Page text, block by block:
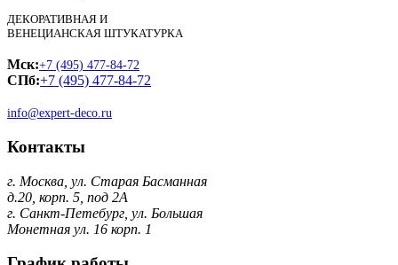
ДЕКОРАТИВНАЯ И
ВЕНЕЦИАНСКАЯ ШТУКАТУРКА
Мск:+7 (495) 477-84-72
СПб:+7 (495) 477-84-72
info@expert-deco.ru
Контакты
г. Москва, ул. Старая Басманная
д.20, корп. 5, под 2А
г. Санкт-Петебург, ул. Большая
Монетная ул. 16 корп. 1